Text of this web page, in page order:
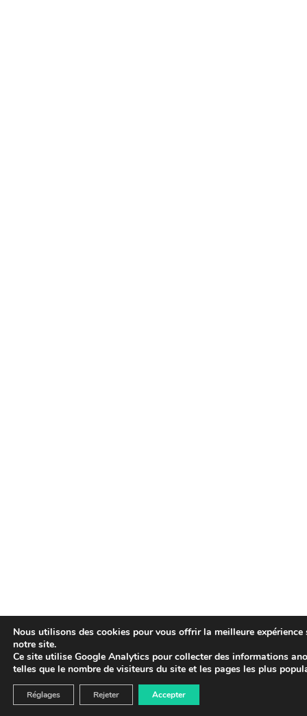
Acheter OP sur OKX
Nous utilisons des cookies pour vous offrir la meilleure expérience
notre site.
Ce site utilise Google Analytics pour collecter des informations
telles que le nombre de visiteurs du site et les pages les plus
Accepter
Rejeter
Réglages